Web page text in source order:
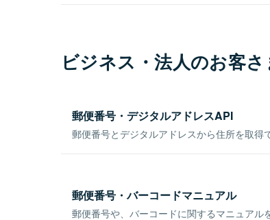
ビジネス・法人のお客
郵便番号・デジタルアドレスAPI
郵便番号とデジタルアドレスから住所を取得
郵便番号・バーコードマニュアル
郵便番号や、バーコードに関するマニュアル